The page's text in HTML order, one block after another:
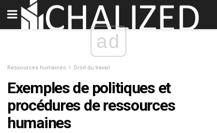
ad
Ressources humaines Droit du travail
Exemples de politiques et
procédures de ressources
humaines